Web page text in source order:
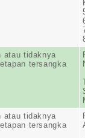
atau tidaknya
tersangka
atau tidaknya
tersangka